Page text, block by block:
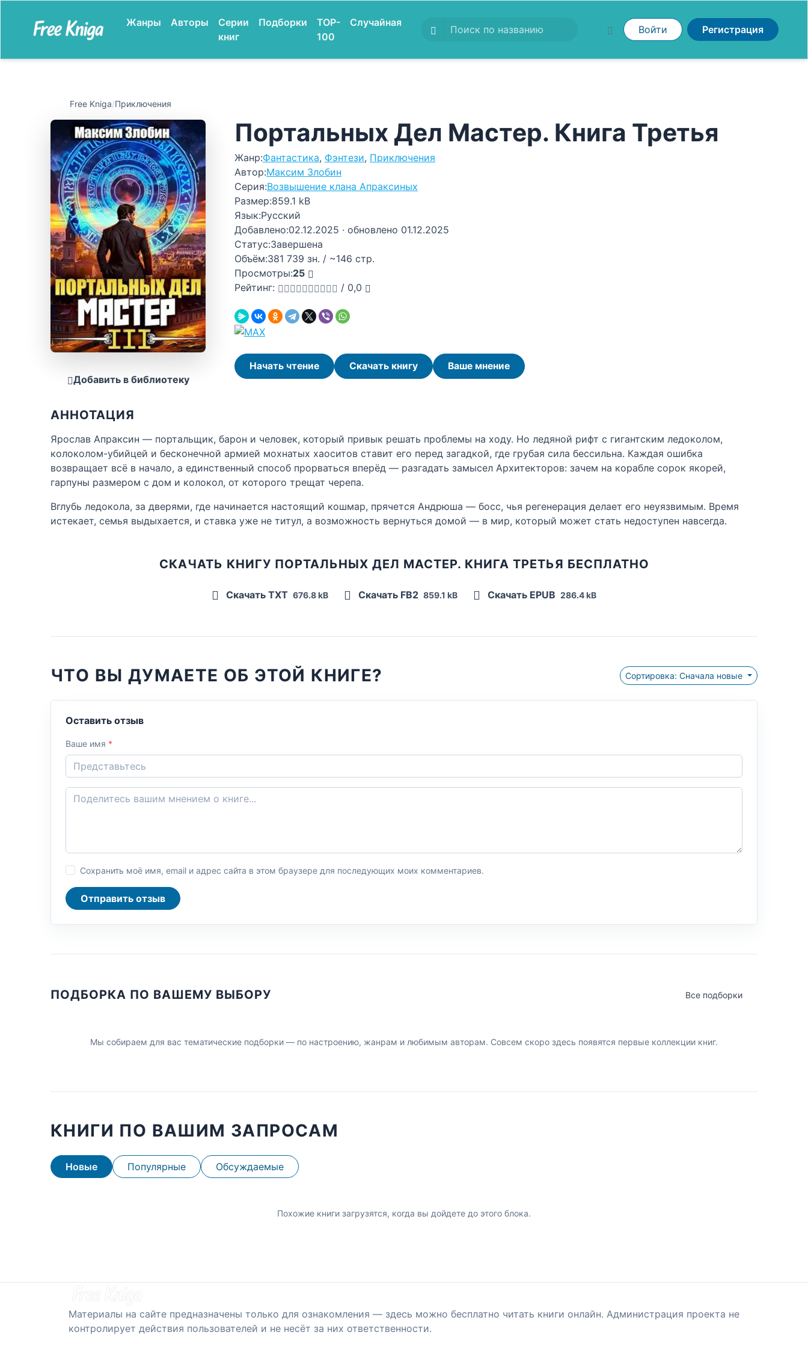
Жанры Авторы
Серии
книг
Подборки
TOP-
100
Случайная
Войти Регистрация
Free Kniga/Приключения
Добавить в библиотеку
Портальных Дел Мастер. Книга Третья
Жанр:Фантастика, Фэнтези, Приключения
Автор:Максим Злобин
Серия:Возвышение клана Апраксиных
Размер:859.1 kB
Язык:Русский
Добавлено:02.12.2025 · обновлено 01.12.2025
Статус:Завершена
Объём:381 739 зн. / ~146 стр.
Просмотры:25
Рейтинг:
/ 0,0
Начать чтение Скачать книгу Ваше мнение
АННОТАЦИЯ
Ярослав Апраксин — портальщик, барон и человек, который привык решать проблемы на ходу. Но ледяной рифт с гигантским ледоколом,
колоколом-убийцей и бесконечной армией мохнатых хаоситов ставит его перед загадкой, где грубая сила бессильна. Каждая ошибка
возвращает всё в начало, а единственный способ прорваться вперёд — разгадать замысел Архитекторов: зачем на корабле сорок якорей,
гарпуны размером с дом и колокол, от которого трещат черепа.
Вглубь ледокола, за дверями, где начинается настоящий кошмар, прячется Андрюша — босс, чья регенерация делает его неуязвимым. Время
истекает, семья выдыхается, и ставка уже не титул, а возможность вернуться домой — в мир, который может стать недоступен навсегда.
СКАЧАТЬ КНИГУ ПОРТАЛЬНЫХ ДЕЛ МАСТЕР. КНИГА ТРЕТЬЯ БЕСПЛАТНО
Скачать TXT 676.8 kB Скачать FB2 859.1 kB Скачать EPUB 286.4 kB
ЧТО ВЫ ДУМАЕТЕ ОБ ЭТОЙ КНИГЕ? Сортировка: Сначала новые
Оставить отзыв
Ваше имя *
Сохранить моё имя, email и адрес сайта в этом браузере для последующих моих комментариев.
Отправить отзыв
ПОДБОРКА ПО ВАШЕМУ ВЫБОРУ Все подборки
Мы собираем для вас тематические подборки — по настроению, жанрам и любимым авторам. Совсем скоро здесь появятся первые коллекции книг.
КНИГИ ПО ВАШИМ ЗАПРОСАМ
Новые Популярные Обсуждаемые
Похожие книги загрузятся, когда вы дойдете до этого блока.
Материалы на сайте предназначены только для ознакомления — здесь можно бесплатно читать книги онлайн. Администрация проекта не
контролирует действия пользователей и не несёт за них ответственности.